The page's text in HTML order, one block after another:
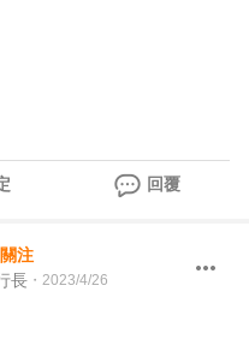
回覆
關注
長 ・ 2023/4/26